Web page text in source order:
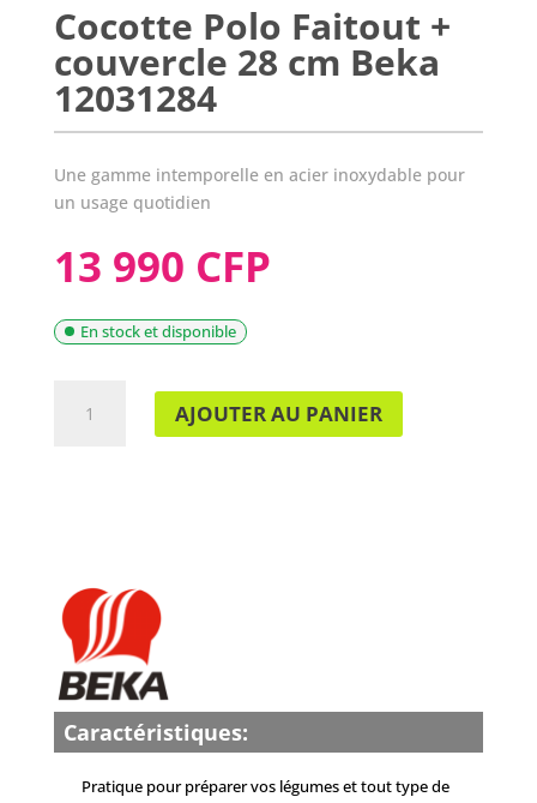
Cocotte Polo Faitout +
couvercle 28 cm Beka
12031284
Une gamme intemporelle en acier inoxydable pour
un usage quotidien
13 990 CFP
En stock et disponible
CM
BEKA
12031284
AJOUTER AU PANIER
Caractéristiques:
Pratique pour préparer vos légumes et tout type de